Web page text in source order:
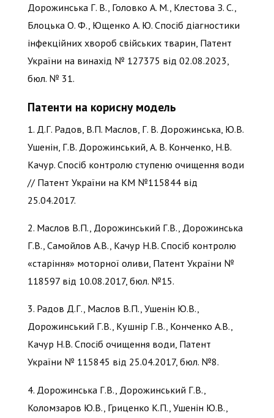
Дорожинська Г. В., Головко А. М., Клестова З. С.,
Блоцька О. Ф., Ющенко А. Ю. Спосіб діагностики
інфекційних хвороб свійських тварин, Патент
України на винахід № 127375 від 02.08.2023,
бюл. № 31.
Патенти на корисну модель
1. Д.Г. Радов, В.П. Маслов, Г. В. Дорожинська, Ю.В.
Ушенін, Г.В. Дорожинський, А. В. Конченко, Н.В.
Качур. Спосіб контролю ступеню очищення води
// Патент України на KM №115844 від
25.04.2017.
2. Маслов В.П., Дорожинський Г.В., Дорожинська
Г.В., Самойлов А.В., Качур Н.В. Спосіб контролю
«старіння» моторної оливи, Патент України №
118597 від 10.08.2017, бюл. №15.
3. Радов Д.Г., Маслов В.П., Ушенін Ю.В.,
Дорожинський Г.В., Кушнір Г.В., Конченко А.В.,
Качур Н.В. Спосіб очищення води, Патент
України № 115845 від 25.04.2017, бюл. №8.
4. Дорожинська Г.В., Дорожинський Г.В.,
Коломзаров Ю.В., Гриценко К.П., Ушенін Ю.В.,